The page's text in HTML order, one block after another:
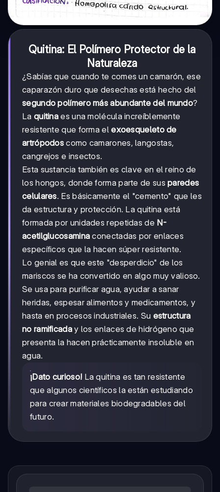
Quitina: El Polímero Protector de la
Naturaleza
¿Sabías que cuando te comes un camarón, ese
caparazón duro que desechas está hecho del
segundo polímero más abundante del mundo?
La quitina es una molécula increíblemente
resistente que forma elexoesqueleto de
artrópodos como camarones, langostas,
cangrejos e insectos.
Esta sustancia también es clave en el reino de
los hongos, donde forma parte de susparedes
celulares. Es básicamente el "cemento" que les
da estructura y protección. La quitina está
formada por unidades repetidas de N-
acetilglucosamina conectadas por enlaces
específicos que la hacen súper resistente.
Lo genial es que este "desperdicio" de los
mariscos se ha convertido en algo muy valioso.
Se usa para purificar agua, ayudar a sanar
heridas, espesar alimentos y medicamentos, y
hasta en procesos industriales. Su estructura
no ramificaday los enlaces de hidrógeno que
presenta la hacen prácticamente insoluble en
agua.
¡Dato curioso! La quitina es tan resistente
que algunos científicos la están estudiando
para crear materiales biodegradables del
futuro.